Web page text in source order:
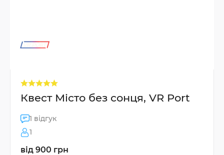
Квест Місто без сонця, VR Port
1 відгук
1
від 900 грн